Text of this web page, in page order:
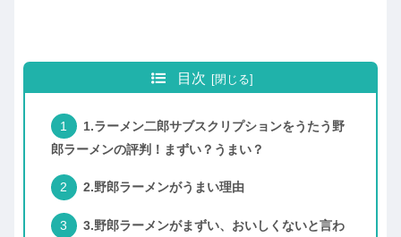
目次
1.ラーメン二郎サブスクリプションをうたう野
郎ラーメンの評判！まずい？うまい？
2.野郎ラーメンがうまい理由
3.野郎ラーメンがまずい、おいしくないと言わ